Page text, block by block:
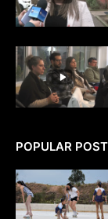
POPULAR